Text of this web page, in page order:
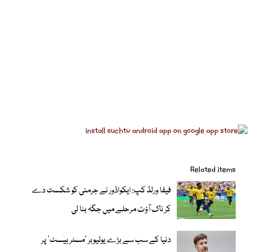
Related items
فیفا ورلڈ کپ: ایکواڈور نے جرمنی کو شکست دے
کر ناک آؤٹ مرحلے میں جگہ بنا لی
دنیا کے سب سے بڑے یوٹیوبر ’مسٹر بیسٹ‘ پر